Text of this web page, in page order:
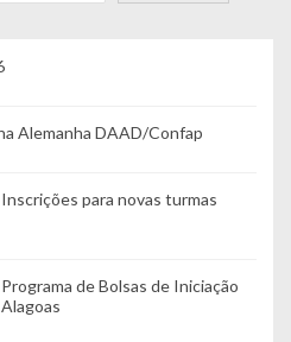
Alemanha DAAD/Confap
para novas turmas
de Bolsas de Iniciação